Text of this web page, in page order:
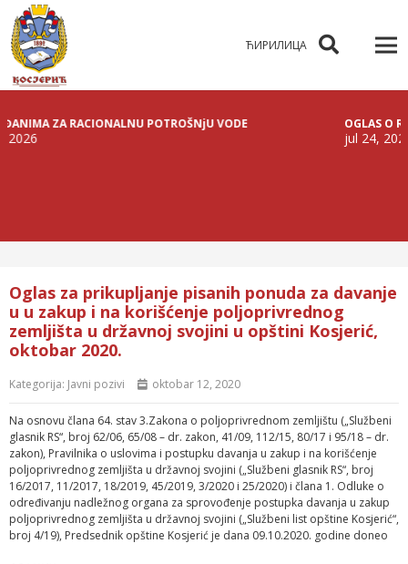
ЋИРИЛИЦА
ZA RACIONALNU POTROŠNjU VODE OGLAS O
jul 24, 2026
Oglas za prikupljanje pisanih ponuda za davanje
u u zakup i na korišćenje poljoprivrednog
zemljišta u državnoj svojini u opštini Kosjerić,
oktobar 2020.
Kategorija: Javni pozivi oktobar 12, 2020
Na osnovu člana 64. stav 3.Zakona o poljoprivrednom zemljištu („Službeni
glasnik RS“, broj 62/06, 65/08 – dr. zakon, 41/09, 112/15, 80/17 i 95/18 – dr.
zakon), Pravilnika o uslovima i postupku davanja u zakup i na korišćenje
poljoprivrednog zemljišta u državnoj svojini („Službeni glasnik RS“, broj
16/2017, 11/2017, 18/2019, 45/2019, 3/2020 i 25/2020) i člana 1. Odluke o
određivanju nadležnog organa za sprovođenje postupka davanja u zakup
poljoprivrednog zemljišta u državnoj svojini („Službeni list opštine Kosjerić“,
broj 4/19), Predsednik opštine Kosjerić je dana 09.10.2020. godine doneo